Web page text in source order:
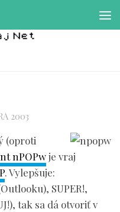
2003
(oproti
nPOPwje vraj
. Vylepšuje:
SUPER!,
tak sa dá otvoriť v